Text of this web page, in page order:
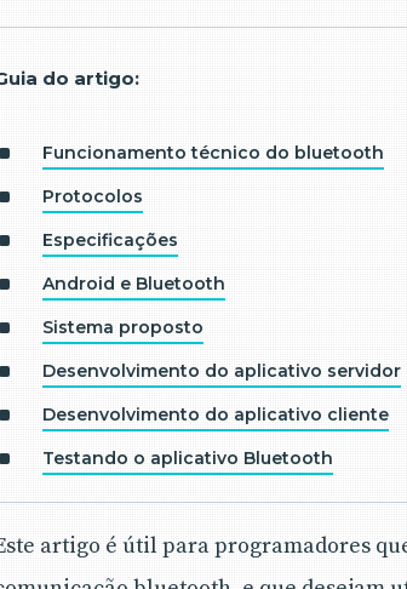
do artigo:
Funcionamento técnico do bluetooth
Protocolos
Especificações
Android e Bluetooth
Sistema proposto
Desenvolvimento do aplicativo servidor
Desenvolvimento do aplicativo cliente
Testando o aplicativo Bluetooth
artigo é útil para programadores